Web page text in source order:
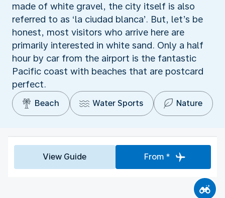
made of white gravel, the city itself is also
referred to as ‘la ciudad blanca’. But, let’s be
honest, most visitors who arrive here are
primarily interested in white sand. Only a half
hour by car from the airport is the fantastic
Pacific coast with beaches that are postcard
perfect.
Beach Water Sports Nature
View Guide From *